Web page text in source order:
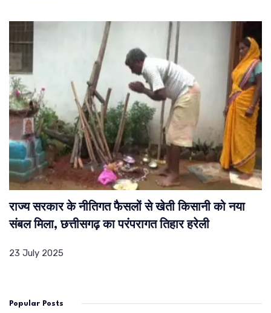
राज्य सरकार के नीतिगत फैसलों से खेती किसानी को नया
संबल मिला, छत्तीसगढ़ का परंपरागत तिहार हरेली
23 July 2025
Popular Posts